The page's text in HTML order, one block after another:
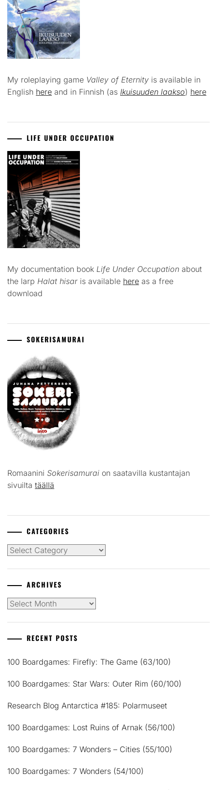
My roleplaying game Valley of Eternity is available in
English here and in Finnish (as Ikuisuuden laakso) here
LIFE UNDER OCCUPATION
My documentation book Life Under Occupation about
the larp Halat hisar is available here as a free
download
SOKERISAMURAI
Romaanini Sokerisamurai on saatavilla kustantajan
sivuilta täällä
CATEGORIES
Categories
ARCHIVES
Archives
RECENT POSTS
100 Boardgames: Firefly: The Game (63/100)
100 Boardgames: Star Wars: Outer Rim (60/100)
Research Blog Antarctica #185: Polarmuseet
100 Boardgames: Lost Ruins of Arnak (56/100)
100 Boardgames: 7 Wonders – Cities (55/100)
100 Boardgames: 7 Wonders (54/100)